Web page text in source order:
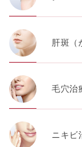
及び研究機関
・サービス向
療関連商品に
これに付随す
・Cookie等の
関する情報の
の広告に利用
肝斑（
毛穴治
ニキビ